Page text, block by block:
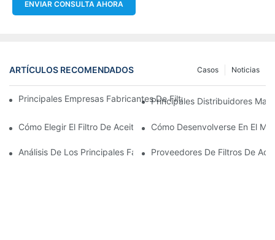
ENVIAR CONSULTA AHORA
ARTÍCULOS RECOMENDADOS Noticias
Casos
Principales Empresas Fabricantes De Filtros De Aceite: Una
Principales Distribuidores
Cómo Elegir El Filtro De Aceite Adecuado Para Su Modelo De
Cómo Desenvolverse En El
Análisis De Los Principales Fabricantes De Filtros De Aceite Y
Proveedores De Filtros De